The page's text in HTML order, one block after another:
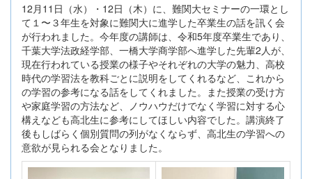
12月11日（水）・12日（木）に、難関大セミナーの一環とし
て１〜３年生を対象に難関大に進学した卒業生の話を訊く会
が行われました。今年度の講師は、令和5年度卒業生であり、
千葉大学法政経学部、一橋大学商学部へ進学した先輩2人が、
現在行われている授業の様子やそれぞれの大学の魅力、高校
時代の学習法を教科ごとに説明をしてくれるなど、これから
の学習の参考になる話をしてくれました。また授業の受け方
や家庭学習の方法など、ノウハウだけでなく学習に対する心
構えなども高北生に参考にしてほしい内容でした。講演終了
後もしばらく個別質問の列がなくならず、高北生の学習への
意欲が見られる会となりました。